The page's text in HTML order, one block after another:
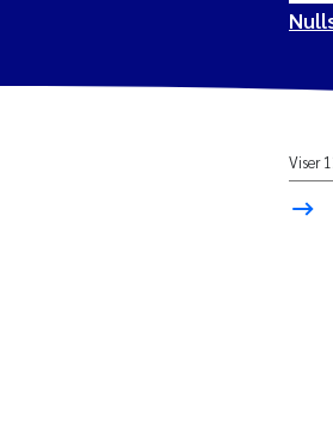
Viser